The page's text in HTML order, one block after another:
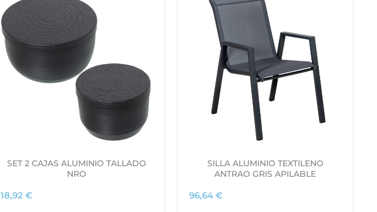
SET 2 CAJAS ALUMINIO TALLADO
NRO
18,92 €
SILLA ALUMINIO TEXTILENO
ANTRAO GRIS APILABLE
96,64 €